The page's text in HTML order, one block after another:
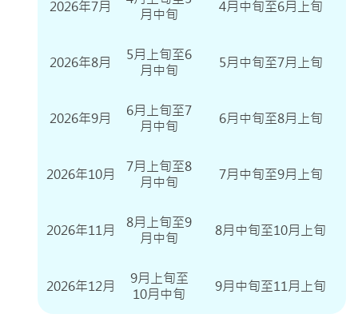
2026年7月
月中旬
4月中旬至6月上旬
2026年8月
5月上旬至6
月中旬
5月中旬至7月上旬
2026年9月
6月上旬至7
月中旬
6月中旬至8月上旬
2026年10月
7月上旬至8
月中旬
7月中旬至9月上旬
2026年11月
8月上旬至9
月中旬
8月中旬至10月上旬
2026年12月
9月上旬至
10月中旬
9月中旬至11月上旬